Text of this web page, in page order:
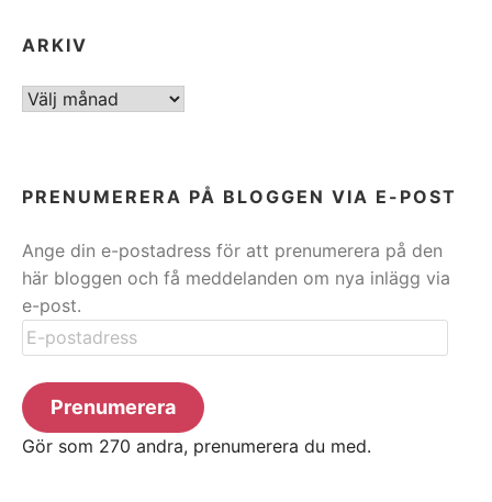
ARKIV
ARKIV
PRENUMERERA PÅ BLOGGEN VIA E-POST
Ange din e-postadress för att prenumerera på den
här bloggen och få meddelanden om nya inlägg via
e-post.
E-
postadress
Prenumerera
Gör som 270 andra, prenumerera du med.